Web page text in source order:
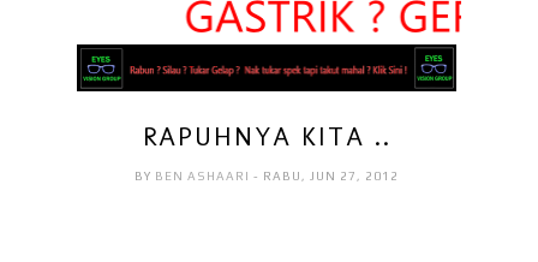
RAPUHNYA KITA ..
BY BEN ASHAARI- RABU, JUN 27, 2012